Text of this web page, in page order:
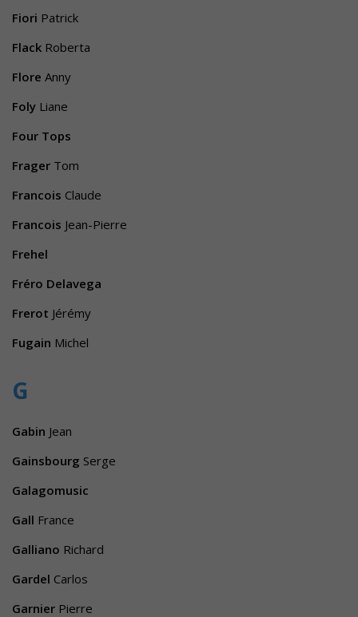
Fiori Patrick
Flack Roberta
Flore Anny
Foly Liane
Four Tops
Frager Tom
Francois Claude
Francois Jean-Pierre
Frehel
Fréro Delavega
Frerot Jérémy
Fugain Michel
G
Gabin Jean
Gainsbourg Serge
Galagomusic
Gall France
Galliano Richard
Gardel Carlos
Garnier Pierre